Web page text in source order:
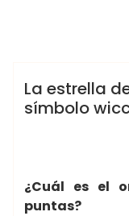
WICCA ☽✪☾
La estrella
símbolo
¿Cuál es el
puntas?